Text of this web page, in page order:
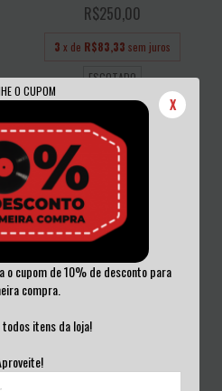
O CUPOM
X
o cupom de 10% de desconto para
compra.
itens da loja!
R$250,00
3 x de R$83,33 sem juros
ESGOTADO
SLAYER - GOD HATES US ALL VINIL
WHITE 20...
3x deR$116,67sem juros